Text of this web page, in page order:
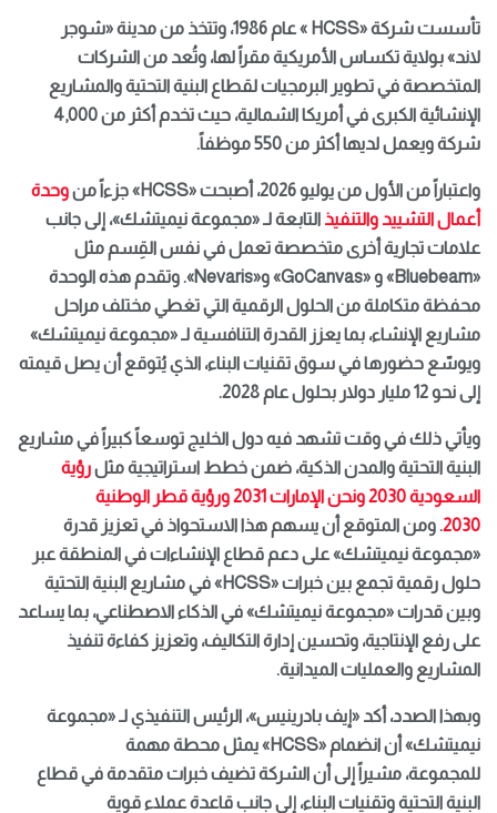
تأسستشركة «HCSS
»عام 1986، وتتخذ من مدينة «شوجر
لاند»بولاية تكساس الأمريكية مقراً لها، وتُعد من الشركات
المتخصصة في تطوير البرمجيات لقطاع البنية التحتيةوالمشاريع
الإنشائية الكبرى
في أمريكا الشمالية، حيث تخدم أكثر من 4,000
شركة ويعمل لديها أكثر من 550 موظفاً
.
واعتباراً من الأول من يوليو 2026، أصبحت « HCSS
»جزءاً منوحدة
أعمال التشييد والتنفيذ التابعة لـ «مجموعة نيميتشك»، إلى جانب
علامات تجارية أخرى متخصصة تعمل في نفس القِسم مثل
«
Bluebeam» و «GoCanvas» و«Nevaris
»
. وتقدم هذه الوحدة
محفظة متكاملة من الحلول الرقمية التي تغطي مختلف مراحل
مشاريع الإنشاء، بما يعزز القدرة التنافسية لـ «مجموعة نيميتشك»
ويوسّع حضورها في سوق تقنيات البناء، الذي يُتوقع أن يصل قيمته
إلى نحو 12 مليار دولار بحلول عام 2028
.
ويأتي ذلك في وقت تشهد فيه دول الخليج توسعاً كبيراً في مشاريع
البنية التحتية والمدن الذكية، ضمن خطط استراتيجية مثلرؤية
السعودية 2030
ونحن الإمارات 2031
ورؤية قطر الوطنية
2030
. ومن المتوقع أن يسهم هذا الاستحواذ في تعزيز قدرة
«مجموعةنيميتشك»على دعم قطاع الإنشاءات في المنطقة عبر
حلول رقمية تجمع بين خبرات «HCSS
»فيمشاريع البنية التحتية
وبينقدرات«مجموعة نيميتشك»في الذكاء الاصطناعي، بما يساعد
على رفع الإنتاجية، وتحسين إدارة التكاليف، وتعزيز كفاءة تنفيذ
المشاريع والعمليات الميدانية.
وبهذا الصدد، أكد «إيف بادرينيس»، الرئيس التنفيذي لـ «مجموعة
نيميتشك» أن انضمام «
HCSS» يمثلمحطة مهمة
للمجموعة، مشيراً إلى أن الشركة تضيف خبرات متقدمة في قطاع
البنية التحتية وتقنيات البناء، إلى جانب قاعدة عملاء قوية